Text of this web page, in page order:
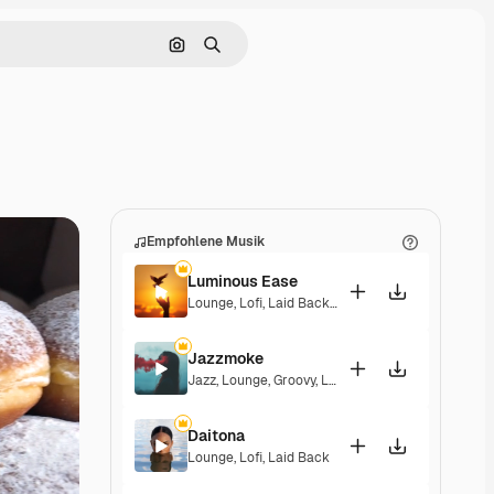
Nach Bild suchen
Suchen
Empfohlene Musik
Luminous Ease
Lounge, Lofi, Laid Back,Hopeful
Jazzmoke
Jazz, Lounge,Groovy, Laid Back Elegant
Daitona
Lounge, Lofi, Laid Back